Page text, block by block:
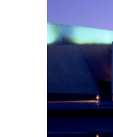
những nơi
thành phố
sản, thu